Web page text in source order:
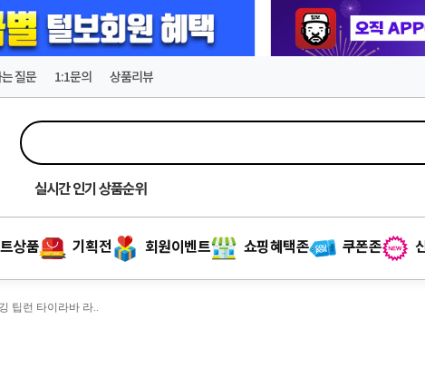
질문 1:1문의 상품리뷰
실시간인기 상품순위
상품 기획전 회원이벤트 쇼핑혜택존 쿠폰존
팁런 타이라바 라..